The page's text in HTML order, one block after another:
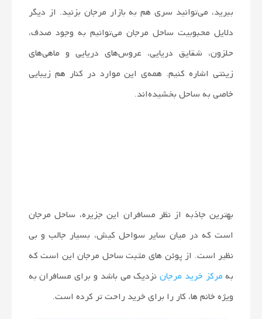
ببرید، می­‌توانید سری هم به بازار مرجان بزنید. از دیگر
دلایل محبوبیت ساحل مرجان می­‌توانیم به وجود صدف،
حلزون، شقایق دریایی، عروس‌­های دریایی و ماهی­‌های
زینتی اشاره کنیم. همه‌ی این موارد در کنار هم زیبایی
خاصی به ساحل بخشیده­‌اند.
بهترین جاذبه از نظر مسافران این جزیره، ساحل مرجان
است که در میان سایر سواحل کیش، بسیار جالب و بی
نظیر است. از پوئن های مثبت ساحل مرجان این است که
به مرکز خرید مرجاننزدیک می باشد و برای مسافران به
ویژه خانم ها، کار را برای خرید راحت تر کرده است.